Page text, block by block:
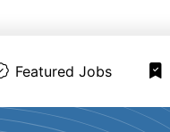
Featured Jobs